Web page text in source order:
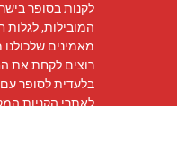
לקנות בסופר
המובילות, לגלות
מאמינים
רוצים לקחת את
בלעדית לסופר
לאתרי הקניות